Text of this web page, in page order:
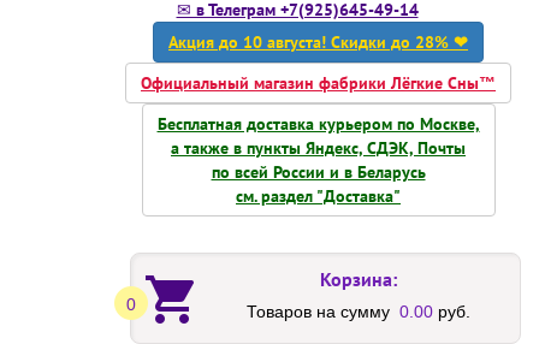
✉ в Телеграм +7(925)645-49-14
Акция до 10 августа! Скидки до 28% ❤
Официальный магазин фабрики Лёгкие Сны™
Бесплатная доставка курьером по Москве,
а также в пункты Яндекс, СДЭК, Почты
по всей России и в Беларусь
см. раздел "Доставка"
0
Корзина:
Товаров на сумму 0.00 руб.